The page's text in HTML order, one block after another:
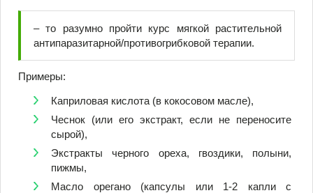
– то разумно пройти курс мягкой растительной
антипаразитарной/противогрибковой терапии.
Примеры:
Каприловая кислота (в кокосовом масле),
Чеснок (или его экстракт, если не переносите
сырой),
Экстракты черного ореха, гвоздики, полыни,
пижмы,
Масло орегано (капсулы или 1-2 капли с